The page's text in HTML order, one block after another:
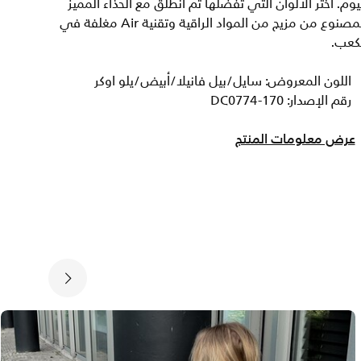
اختر الألوان التي تفضلها ثم انطلق مع الحذاء المميز
المصنوع من مزيج من المواد الراقية وتقنية Air مغلفة في
اللون المعروض: سايل/بيل فانيلا/أبيض/يلو اوكر
رقم الإصدار: DC0774-170
عرض معلومات المنتج